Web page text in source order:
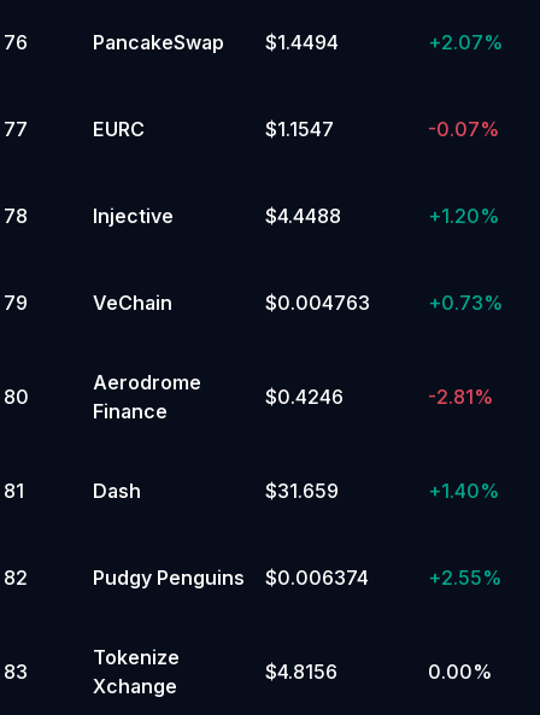
76 PancakeSwap $1.4494 +2.07%
77 EURC $1.1547 -0.07%
78 Injective $4.4488 +1.20%
79 VeChain $0.004763 +0.73%
80
Aerodrome
Finance
$0.4246 -2.81%
81 Dash $31.659 +1.40%
82 Pudgy Penguins $0.006374 +2.55%
83
Tokenize
Xchange
$4.8156 0.00%